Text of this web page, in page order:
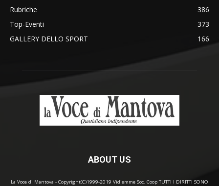
Rubriche
386
Top-Eventi
373
GALLERY DELLO SPORT
166
ABOUT US
La Voce di Mantova - Copyright(C)1999-2019 Vidiemme Soc. Coop TUTTI I DIRITTI SONO